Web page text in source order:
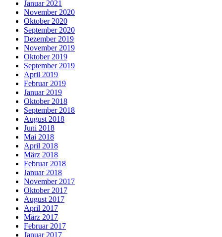
Januar 2021
November 2020
Oktober 2020
September 2020
Dezember 2019
November 2019
Oktober 2019
September 2019
April 2019
Februar 2019
Januar 2019
Oktober 2018
September 2018
August 2018
Juni 2018
Mai 2018
April 2018
März 2018
Februar 2018
Januar 2018
November 2017
Oktober 2017
August 2017
April 2017
März 2017
Februar 2017
Januar 2017